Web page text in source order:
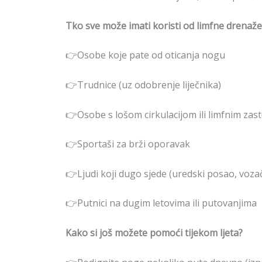
Tko sve može imati koristi od limfne
👉Osobe koje pate od oticanja nogu
👉Trudnice (uz odobrenje liječnika)
👉Osobe s lošom cirkulacijom ili limfnim
👉Sportaši za brži oporavak
👉Ljudi koji dugo sjede (uredski posao,
👉Putnici na dugim letovima ili putovanjima
Kako si još možete pomoći tijekom ljeta?